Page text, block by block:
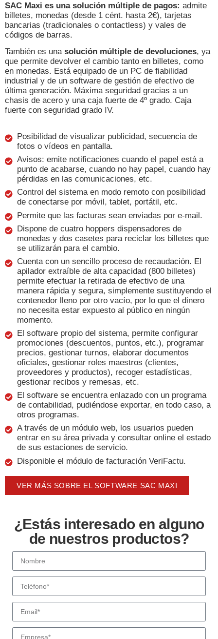
SAC Maxi es una solución múltiple de pagos: admite
billetes, monedas (desde 1 cént. hasta 2€), tarjetas
bancarias (tradicionales o contactless) y vales de
códigos de barras.
También es una solución múltiple de devoluciones, ya
que permite devolver el cambio tanto en billetes, como
en monedas. Está equipado de un PC de fiabilidad
industrial y de un software de gestión de efectivo de
última generación. Máxima seguridad gracias a un
chasis de acero y una caja fuerte de 4º grado. Caja
fuerte con seguridad grado IV.
Posibilidad de visualizar publicidad, secuencia de
fotos o vídeos en pantalla.
Avisos: emite notificaciones cuando el papel está a
punto de acabarse, cuando no hay papel, cuando hay
pérdidas en las comunicaciones, etc.
Control del sistema en modo remoto con posibilidad
de conectarse por móvil, tablet, portátil, etc.
Permite que las facturas sean enviadas por e-mail.
Dispone de cuatro hoppers dispensadores de
monedas y dos casetes para reciclar los billetes que
se utilizarán para el cambio.
Cuenta con un sencillo proceso de recaudación. El
apilador extraíble de alta capacidad (800 billetes)
permite efectuar la retirada de efectivo de una
manera rápida y segura, simplemente sustituyendo el
contenedor lleno por otro vacío, por lo que el dinero
no necesita estar expuesto al público en ningún
momento.
El software propio del sistema, permite configurar
promociones (descuentos, puntos, etc.), programar
precios, gestionar turnos, elaborar documentos
oficiales, gestionar roles maestros (clientes,
proveedores y productos), recoger estadísticas,
gestionar recibos y remesas, etc.
El software se encuentra enlazado con un programa
de contabilidad, pudiéndose exportar, en todo caso, a
otros programas.
A través de un módulo web, los usuarios pueden
entrar en su área privada y consultar online el estado
de sus estaciones de servicio.
Disponible el módulo de facturación VeriFactu.
VER MÁS SOBRE EL SOFTWARE SAC MAXI
¿Estás interesado en alguno
de nuestros productos?